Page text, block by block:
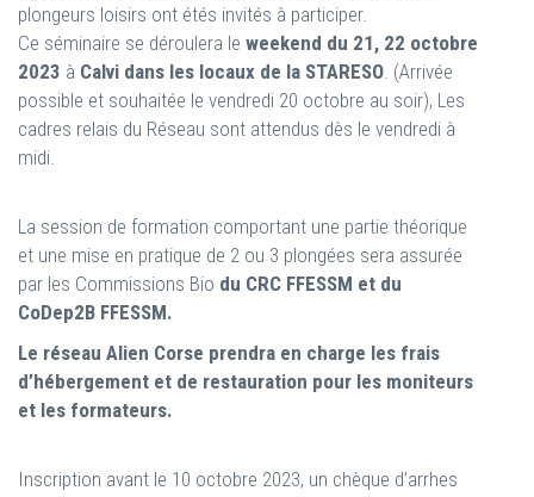
plongeurs loisirs ont étés invités à participer.
Ce séminaire se déroulera le weekend du 21, 22 octobre
2023 à Calvi dans les locaux de la STARESO . (Arrivée
possible et souhaitée le vendredi 20 octobre au soir), Les
cadres relais du Réseau sont attendus dès le vendredi à
midi.
La session de formation comportant une partie théorique
et une mise en pratique de 2 ou 3 plongées sera assurée
par les Commissions Bio du CRC FFESSM et du
CoDep2B FFESSM.
Le réseau Alien Corse prendra en charge les frais
d’hébergement et de restauration pour les moniteurs
et les formateurs.
Inscription avant le 10 octobre 2023, un chèque d’arrhes